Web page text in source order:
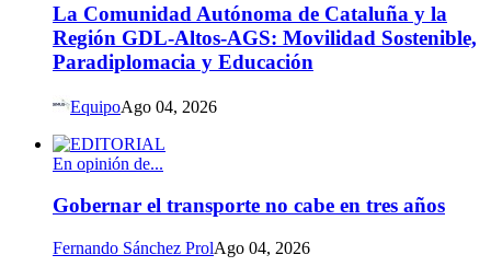
La Comunidad Autónoma de Cataluña y la
Región GDL-Altos-AGS: Movilidad Sostenible,
Paradiplomacia y Educación
EquipoAgo 04, 2026
En opinión de...
Gobernar el transporte no cabe en tres años
Fernando Sánchez ProlAgo 04, 2026